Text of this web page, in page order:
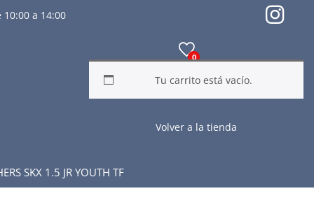
a 14:00
0
Tu carrito está vacío.
Volver a la tienda
SKX 1.5 JR YOUTH TF